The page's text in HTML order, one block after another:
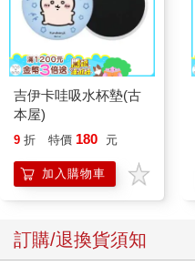
吉伊卡哇吸水杯墊(古
本屋)
9 折 特價 180 元
加入購物車
訂購/退換貨須知